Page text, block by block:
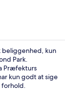
beliggenhed, kun
Park.
Præfekturs
kun godt at sige
forhold.